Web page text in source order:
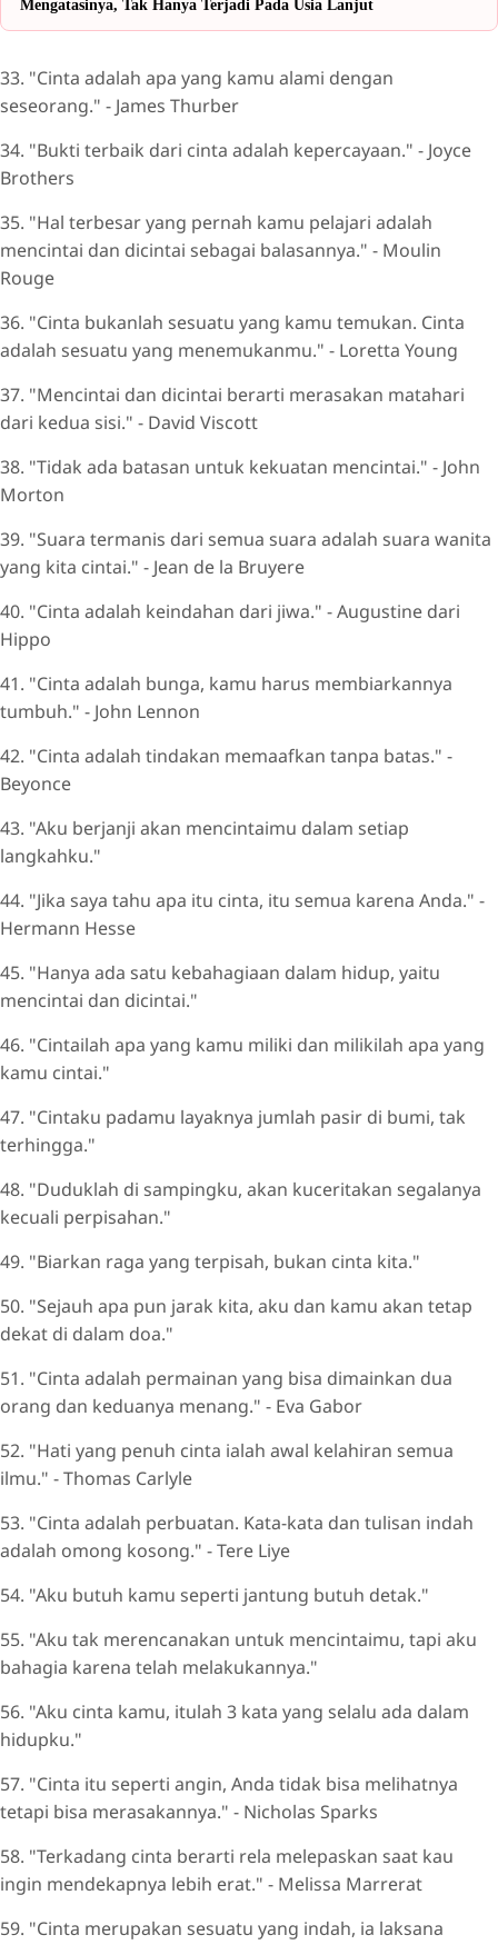
Mengatasinya, Tak Hanya Terjadi Pada Usia Lanjut
33. "Cinta adalah apa yang kamu alami dengan
seseorang." - James Thurber
34. "Bukti terbaik dari cinta adalah kepercayaan." - Joyce
Brothers
35. "Hal terbesar yang pernah kamu pelajari adalah
mencintai dan dicintai sebagai balasannya." - Moulin
Rouge
36. "Cinta bukanlah sesuatu yang kamu temukan. Cinta
adalah sesuatu yang menemukanmu." - Loretta Young
37. "Mencintai dan dicintai berarti merasakan matahari
dari kedua sisi." - David Viscott
38. "Tidak ada batasan untuk kekuatan mencintai." - John
Morton
39. "Suara termanis dari semua suara adalah suara wanita
yang kita cintai." - Jean de la Bruyere
40. "Cinta adalah keindahan dari jiwa." - Augustine dari
Hippo
41. "Cinta adalah bunga, kamu harus membiarkannya
tumbuh." - John Lennon
42. "Cinta adalah tindakan memaafkan tanpa batas." -
Beyonce
43. "Aku berjanji akan mencintaimu dalam setiap
langkahku."
44. "Jika saya tahu apa itu cinta, itu semua karena Anda." -
Hermann Hesse
45. "Hanya ada satu kebahagiaan dalam hidup, yaitu
mencintai dan dicintai."
46. "Cintailah apa yang kamu miliki dan milikilah apa yang
kamu cintai."
47. "Cintaku padamu layaknya jumlah pasir di bumi, tak
terhingga."
48. "Duduklah di sampingku, akan kuceritakan segalanya
kecuali perpisahan."
49. "Biarkan raga yang terpisah, bukan cinta kita."
50. "Sejauh apa pun jarak kita, aku dan kamu akan tetap
dekat di dalam doa."
51. "Cinta adalah permainan yang bisa dimainkan dua
orang dan keduanya menang." - Eva Gabor
52. "Hati yang penuh cinta ialah awal kelahiran semua
ilmu." - Thomas Carlyle
53. "Cinta adalah perbuatan. Kata-kata dan tulisan indah
adalah omong kosong." - Tere Liye
54. "Aku butuh kamu seperti jantung butuh detak."
55. "Aku tak merencanakan untuk mencintaimu, tapi aku
bahagia karena telah melakukannya."
56. "Aku cinta kamu, itulah 3 kata yang selalu ada dalam
hidupku."
57. "Cinta itu seperti angin, Anda tidak bisa melihatnya
tetapi bisa merasakannya." - Nicholas Sparks
58. "Terkadang cinta berarti rela melepaskan saat kau
ingin mendekapnya lebih erat." - Melissa Marrerat
59. "Cinta merupakan sesuatu yang indah, ia laksana